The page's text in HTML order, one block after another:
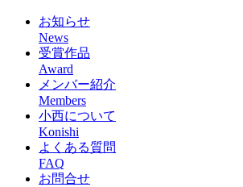
お知らせ
News
受賞作品
Award
メンバー紹介
Members
小西について
Konishi
よくある質問
FAQ
お問合せ